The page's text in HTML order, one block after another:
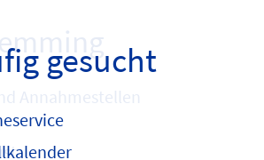
gesucht
Annahmestellen